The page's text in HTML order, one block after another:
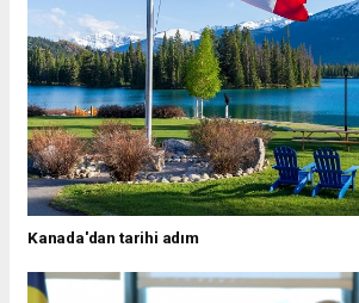
Kanada'dan tarihi adım